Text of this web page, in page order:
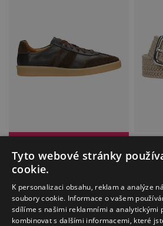
WOJAS / 10234-72
1399.00 Kč
Nejnižší cena: 1599.00 Kč
Původní cena: 2899.00 Kč
Tyto webové stránky
cookie.
K personalizaci obsahu, reklam a analýze
soubory cookie. Informace o vašem
sdílíme s našimi reklamními a analytickými
kombinovat s dalšími informacemi, které